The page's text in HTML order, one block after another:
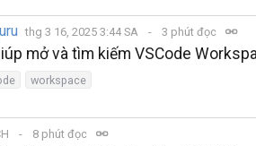
thg 3 16, 2025 3:44 SA 3 phút đọc
mở và tìm kiếm VSCode
workspace
8 phút đọc